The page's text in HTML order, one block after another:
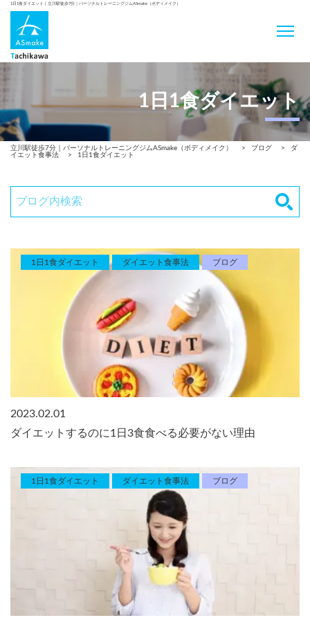
1日1食ダイエット | 立川駅徒歩7分｜パーソナルトレーニングジムASmake（ボディメイク）
1日1食ダイエット
立川駅徒歩7分｜パーソナルトレーニングジムASmake（ボディメイク） > ブログ >
ダ
イエット食事法
> 1日1食ダイエット
1日1食ダイエット ダイエット食事法 ブログ
2023.02.01
ダイエットするのに1日3食食べる必要がない理由
1日1食ダイエット ダイエット食事法 ブログ